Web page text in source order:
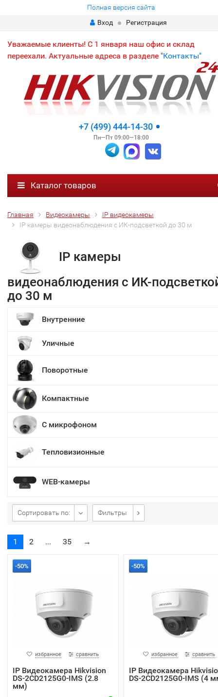
Полная версия сайта
Вход
Регистрация
Уважаемые клиенты! С 1 января наш офис и склад
переехали. Актуальные адреса в разделе "Контакты"
+7 (499) 444-14-30
Пн—Пт 09:00—18:00
Каталог товаров
Главная Видеокамеры
IP видеокамеры
IP камеры видеонаблюдения с ИК-подсветкой до 30 м
IP камеры
видеонаблюдения с ИК-
до 30 м
Внутренние
Уличные
Поворотные
Компактные
С микрофоном
Тепловизионные
WEB-камеры
Сортировать по: Фильтры
1 2 ... 35 →
-50%
избранное сравнить
IP Видеокамера Hikvision
DS-2CD2125G0-IMS (2.8
мм)
-50%
избранное сравнить
IP Видеокамера
DS-2CD2125G0-IMS (4